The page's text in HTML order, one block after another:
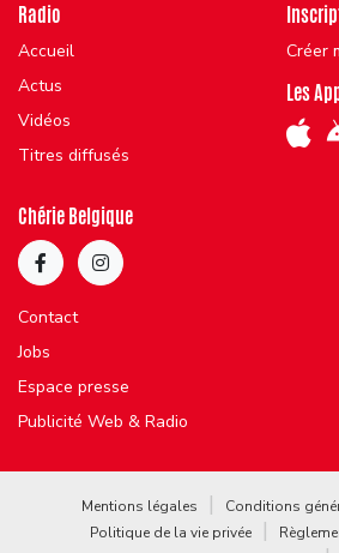
Radio
Accueil
Actus
Vidéos
Titres diffusés
Créer
Les
Chérie Belgique
Contact
Jobs
Espace presse
Publicité Web & Radio
Mentions légales
Conditions
Politique de la vie privée